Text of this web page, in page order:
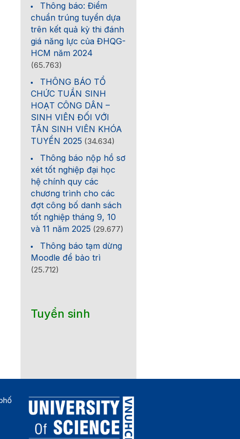
Thông báo: Điểm
chuẩn trúng tuyển dựa
trên kết quả kỳ thi đánh
giá năng lực của ĐHQG-
HCM năm 2024
(65.763)
THÔNG BÁO TỔ
CHỨC TUẦN SINH
HOẠT CÔNG DÂN –
SINH VIÊN ĐỐI VỚI
TÂN SINH VIÊN KHÓA
TUYỂN 2025 (34.634)
Thông báo nộp hồ sơ
xét tốt nghiệp đại học
hệ chính quy các
chương trình cho các
đợt công bố danh sách
tốt nghiệp tháng 9, 10
và 11 năm 2025 (29.677)
Thông báo tạm dừng
Moodle để bảo trì
(25.712)
Tuyển sinh